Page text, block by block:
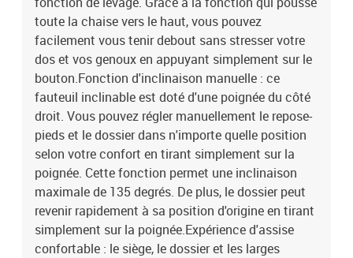
toute la chaise vers le haut, vous pouvez
facilement vous tenir debout sans stresser votre
dos et vos genoux en appuyant simplement sur le
bouton.Fonction d'inclinaison manuelle : ce
fauteuil inclinable est doté d'une poignée du côté
droit. Vous pouvez régler manuellement le repose-
pieds et le dossier dans n'importe quelle position
selon votre confort en tirant simplement sur la
poignée. Cette fonction permet une inclinaison
maximale de 135 degrés. De plus, le dossier peut
revenir rapidement à sa position d'origine en tirant
simplement sur la poignée.Expérience d'assise
confortable : le siège, le dossier et les larges